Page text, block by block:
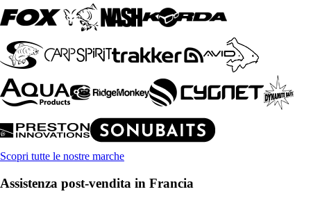
Scopri tutte le nostre marche
Assistenza post-vendita in Francia